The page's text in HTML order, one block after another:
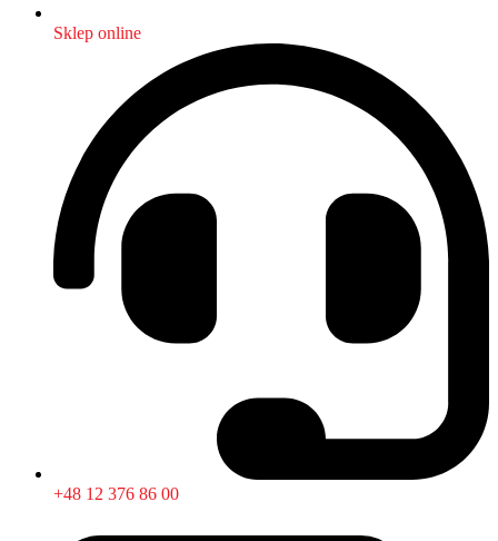
Sklep online
+48 12 376 86 00